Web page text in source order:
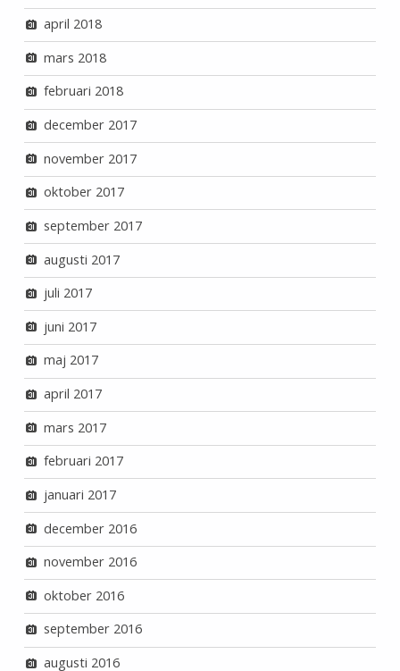
april 2018
mars 2018
februari 2018
december 2017
november 2017
oktober 2017
september 2017
augusti 2017
juli 2017
juni 2017
maj 2017
april 2017
mars 2017
februari 2017
januari 2017
december 2016
november 2016
oktober 2016
september 2016
augusti 2016